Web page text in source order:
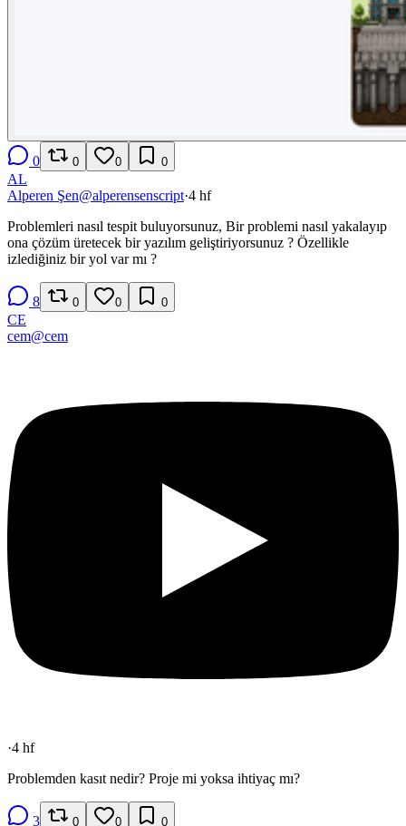
0 0 0 0
AL
Alperen Şen@alperensenscript·4 hf
Problemleri nasıl tespit buluyorsunuz, Bir problemi nasıl yakalayıp
ona çözüm üretecek bir yazılım geliştiriyorsunuz ? Özellikle
izlediğiniz bir yol var mı ?
8 0 0 0
CE
cem@cem
·4 hf
Problemden kasıt nedir? Proje mi yoksa ihtiyaç mı?
3 0 0 0